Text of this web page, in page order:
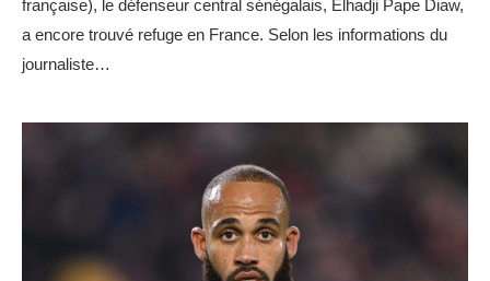
française), le défenseur central sénégalais, Elhadji Pape Diaw,
a encore trouvé refuge en France. Selon les informations du
journaliste…